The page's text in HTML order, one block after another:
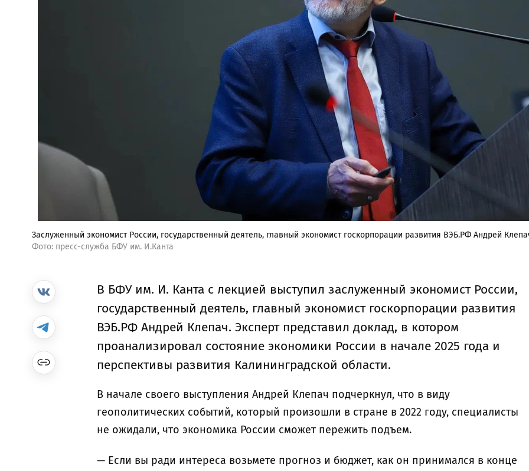
Заслуженный экономист России, государственный деятель, главный экономист госкорпорации развития ВЭБ.РФ Андрей
Фото: пресс-служба БФУ им. И.Канта
В БФУ им. И. Канта с лекцией выступил заслуженный экономист России,
государственный деятель, главный экономист госкорпорации развития
ВЭБ.РФ Андрей Клепач. Эксперт представил доклад, в котором
проанализировал состояние экономики России в начале 2025 года и
перспективы развития Калининградской области.
В начале своего выступления Андрей Клепач подчеркнул, что в виду
геополитических событий, который произошли в стране в 2022 году, специалисты
не ожидали, что экономика России сможет пережить подъем.
— Если вы ради интереса возьмете прогноз и бюджет, как он принимался в конце